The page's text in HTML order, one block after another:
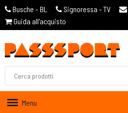
Busche - BL Signoressa - TV
Guida all'acquisto
Menu